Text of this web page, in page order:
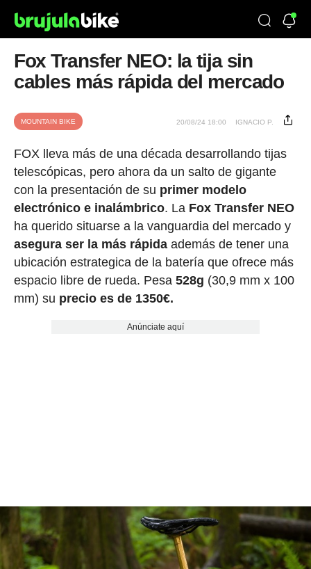
Fox Transfer NEO: la tija sin
cables más rápida del mercado
MOUNTAIN BIKE 20/08/24 18:00 IGNACIO P.
FOX lleva más de una década desarrollando tijas
telescópicas, pero ahora da un salto de gigante
con la presentación de su primer modelo
electrónico e inalámbrico. La Fox Transfer NEO
ha querido situarse a la vanguardia del mercado y
asegura ser la más rápidaademás de tener una
ubicación estrategica de la batería que ofrece más
espacio libre de rueda. Pesa 528g (30,9 mm x 100
mm) su precio es de 1350€.
Anúnciate aquí